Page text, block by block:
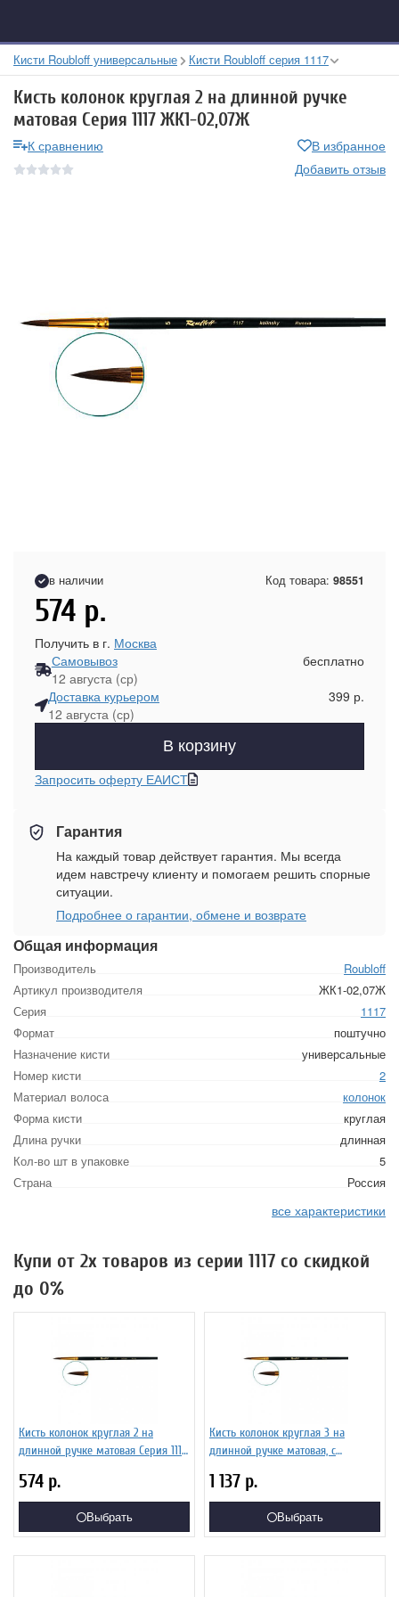
Кисти Roubloff универсальные Кисти Roubloff серия 1117
Кисть колонок круглая 2 на длинной ручке
матовая Серия 1117 ЖК1-02,07Ж
К сравнению
В избранное
Добавить отзыв
Общая информация
Производитель
Roubloff
Артикул производителя
ЖК1-02,07Ж
Серия
1117
Формат
поштучно
Назначение кисти
универсальные
Номер кисти
2
Материал волоса
колонок
Форма кисти
круглая
Длина ручки
длинная
Кол-во шт в упаковке
5
Страна
Россия
все характеристики
в наличии Код товара: 98551
574 р.
Получить в г. Москва
Самовывоз
12 августа (ср)
бесплатно
Доставка курьером
12 августа (ср)
399 р.
В корзину
Запросить оферту ЕАИСТ
Гарантия
На каждый товар действует гарантия. Мы всегда
идем навстречу клиенту и помогаем решить спорные
ситуации.
Подробнее о гарантии, обмене и возврате
Купи от 2х товаров из серии 1117 со скидкой
до 0%
Кисть колонок круглая 2 на
длинной ручке матовая Серия 1117
574 р.
Выбрать
Кисть колонок круглая 3 на
длинной ручке матовая, с
ЖК1-03,07Ж
1 137 р.
Выбрать